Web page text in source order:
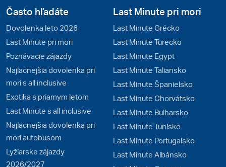
Často hľadáte
Dovolenka leto 2026
Last Minute pri mori
Poznávacie zájazdy
Najlacnejšia dovolenka pri
mori s all inclusive
Exotika s priamym letom
Last Minute s all inclusive
Najlacnejšia dovolenka pri
mori autobusom
Lyžiarske zájazdy
2026/2027
Last Minute pri mori
Last Minute Grécko
Last Minute Turecko
Last Minute Egypt
Last Minute Taliansko
Last Minute Španielsko
Last Minute Chorvátsko
Last Minute Bulharsko
Last Minute Tunisko
Last Minute Portugalsko
Last Minute Albánsko